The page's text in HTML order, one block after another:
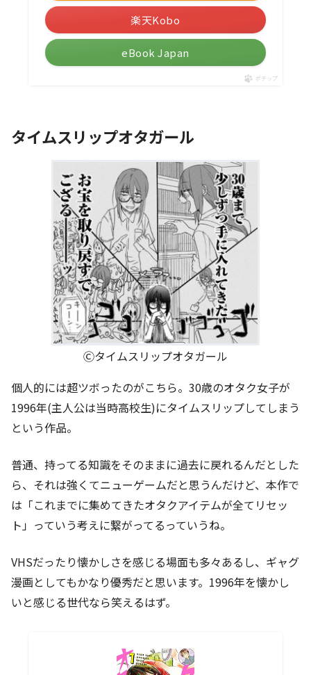
楽天Kobo
eBook Japan
ポチップ
タイムスリップオタガール
Ⓒタイムスリップオタガール
個人的には超ツボったのがこちら。30歳のオタク女子が
1996年(主人公は当時高校生)にタイムスリップしてしまう
という作品。
普通、持ってる知識をそのままに過去に戻れるんだとした
ら、それは強くてニューゲームだと思うんだけど、本作で
は「これまでに集めてきたオタクアイテムが全てリセッ
ト」っていう考えに繋がってるっていうね。
VHSだったり懐かしさを感じる場面も多々あるし、ギャグ
漫画としてもかなり優秀だと思います。1996年を懐かし
いと感じる世代なら笑えるはず。